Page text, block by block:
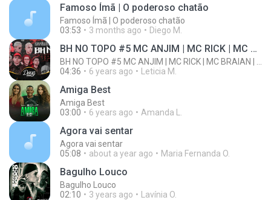
Famoso Ímã | O poderoso chatão
Famoso Ímã | O poderoso chatão
03:53
3 months ago Diego M.
BH NO TOPO #5 MC ANJIM | MC RICK | MC BRAIAN | MC
04:36
6 years ago Leticia M.
Amiga Best
Amiga Best
03:00
6 years ago Amanda L.
Agora vai sentar
Agora vai sentar
05:08
about a year ago Maria Fernanda O.
Bagulho Louco
Bagulho Louco
02:10
3 years ago Lavínia O.